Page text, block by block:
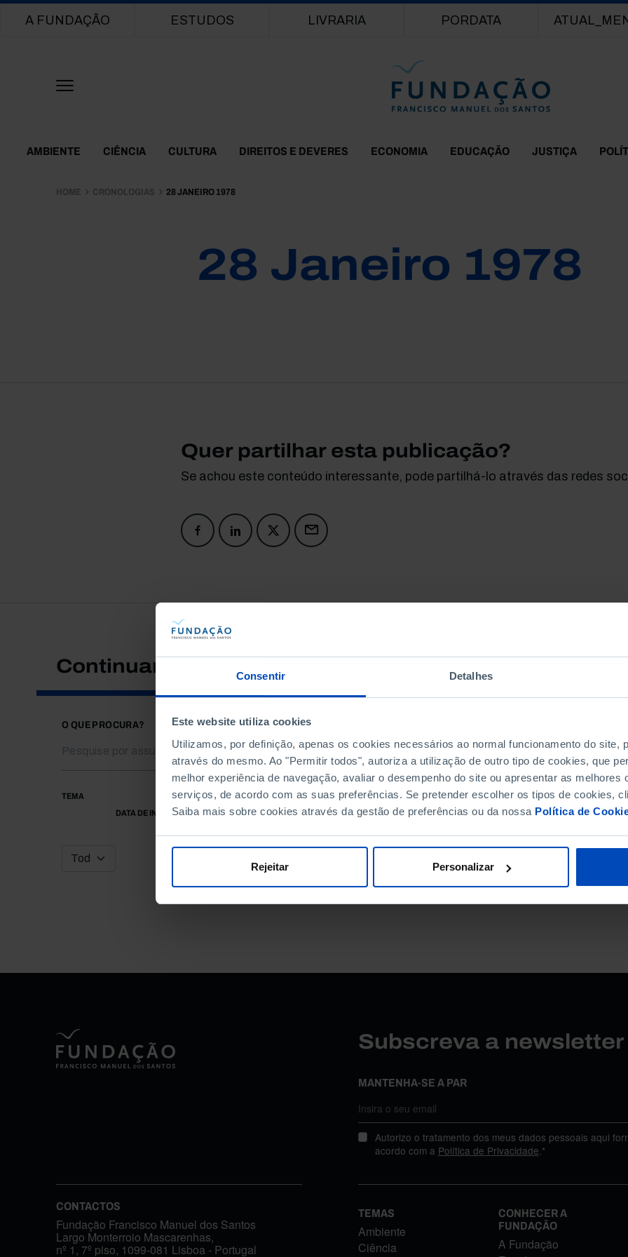
Consentir Detalhes
Este website utiliza cookies
Utilizamos, por definição, apenas os cookies necessários ao normal funcionamento do site,
através do mesmo. Ao "Permitir todos", autoriza a utilização de outro tipo de cookies, que
melhor experiência de navegação, avaliar o desempenho do site ou apresentar as melhores
serviços, de acordo com as suas preferências. Se pretender escolher os tipos de cookies,
Saiba mais sobre cookies através da gestão de preferências ou da nossa Política de
Rejeitar Personalizar
Main navigation
A FUNDAÇÃO ESTUDOS LIVRARIA PORDATA
Themes Menu
AMBIENTE CIÊNCIA CULTURA DIREITOS E DEVERES ECONOMIA EDUCAÇÃO JUSTIÇA
HOME CRONOLOGIAS 28 JANEIRO 1978
28 Janeiro 1978
Quer partilhar esta publicação?
Se achou este conteúdo interessante, pode partilhá-lo através das redes
Continuar a pesquisar
O QUE PROCURA?
TEMA
DATA DE INÍCIO
DATA DE FIM
Subscreva a
MANTENHA-SE A PAR
Autorizo o tratamento dos meus dados pessoais aqui
acordo com a Política de Privacidade.*
CONTACTOS
Fundação Francisco Manuel dos Santos
Largo Monterroio Mascarenhas,
nº 1, 7º piso, 1099-081 Lisboa - Portugal
TEMAS
Ambiente
Ciência
CONHECER A
FUNDAÇÃO
A Fundação